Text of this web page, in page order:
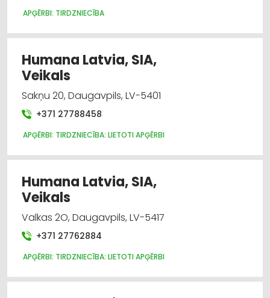
APĢĒRBI: TIRDZNIECĪBA
Humana Latvia, SIA,
Veikals
Sakņu 20, Daugavpils, LV-5401
+371 27788458
APĢĒRBI: TIRDZNIECĪBA: LIETOTI APĢĒRBI
Humana Latvia, SIA,
Veikals
Valkas 2O, Daugavpils, LV-5417
+371 27762884
APĢĒRBI: TIRDZNIECĪBA: LIETOTI APĢĒRBI